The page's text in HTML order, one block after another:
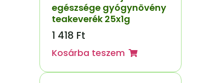
egészsége gyógynövény
teakeverék 25x1g
1 418 Ft
Kosárba teszem